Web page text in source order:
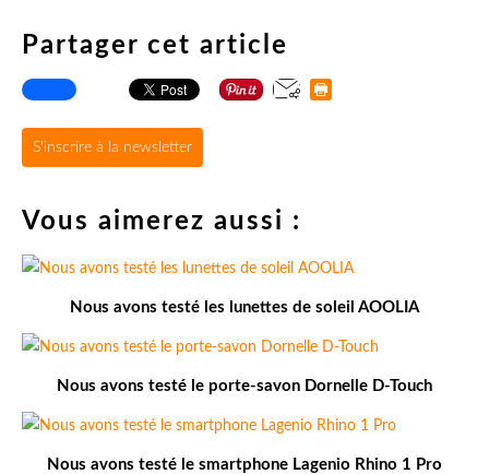
Partager cet article
S'inscrire à la newsletter
Vous aimerez aussi :
Nous avons testé les lunettes de soleil AOOLIA
Nous avons testé le porte-savon Dornelle D-Touch
Nous avons testé le smartphone Lagenio Rhino 1 Pro